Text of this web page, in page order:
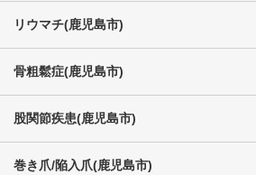
リウマチ(鹿児島市)
骨粗鬆症(鹿児島市)
股関節疾患(鹿児島市)
巻き爪/陥入爪(鹿児島市)